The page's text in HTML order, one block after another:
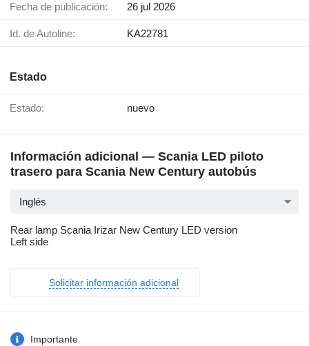
Fecha de publicación: 26 jul 2026
Id. de Autoline: KA22781
Estado
Estado: nuevo
Información adicional — Scania LED piloto
trasero para Scania New Century autobús
Inglés
Rear lamp Scania Irizar New Century LED version
Left side
Solicitar información adicional
Importante